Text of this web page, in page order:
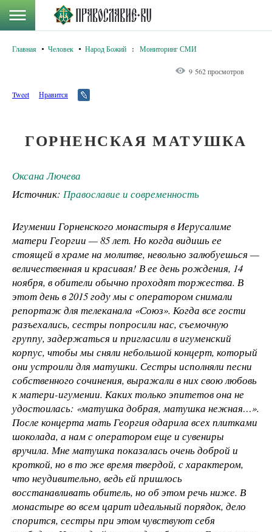
Главная Человек Народ Божий : Мониторинг СМИ
9 562 просмотров
Tweet Нравится
ГОРНЕНСКАЯ МАТУШКА
Оксана Лючева
Источник: Православие и современность
Игумении Горненского монастыря в Иерусалиме
матери Георгии — 85 лет. Но когда видишь ее
стоящей в храме на молитве, невольно залюбуешься —
величественная и красивая! В ее день рождения, 14
ноября, в обители обычно проходят торжества. В
этот день в 2015 году мы с оператором снимали
репортаж для телеканала «Союз». Когда все гости
разъехались, сестры попросили нас, съемочную
группу, задержаться и пригласили в игуменский
корпус, чтобы мы сняли небольшой концерт, который
они устроили для матушки. Сестры исполняли песни
собственного сочинения, выражали в них свою любовь
к матери-игумении. Каких только эпитетов она не
удостоилась: «матушка добрая, матушка нежная…».
После концерта мать Георгия одарила всех плитками
шоколада, а нам с оператором еще и сувениры
вручила. Мне матушка показалась очень доброй и
кроткой, но в то же время твердой, с характером,
что неудивительно, ведь ей пришлось
восстанавливать обитель, но об этом речь ниже. В
монастыре во всем царит идеальный порядок, дело
спорится, сестры при этом чувствуют себя